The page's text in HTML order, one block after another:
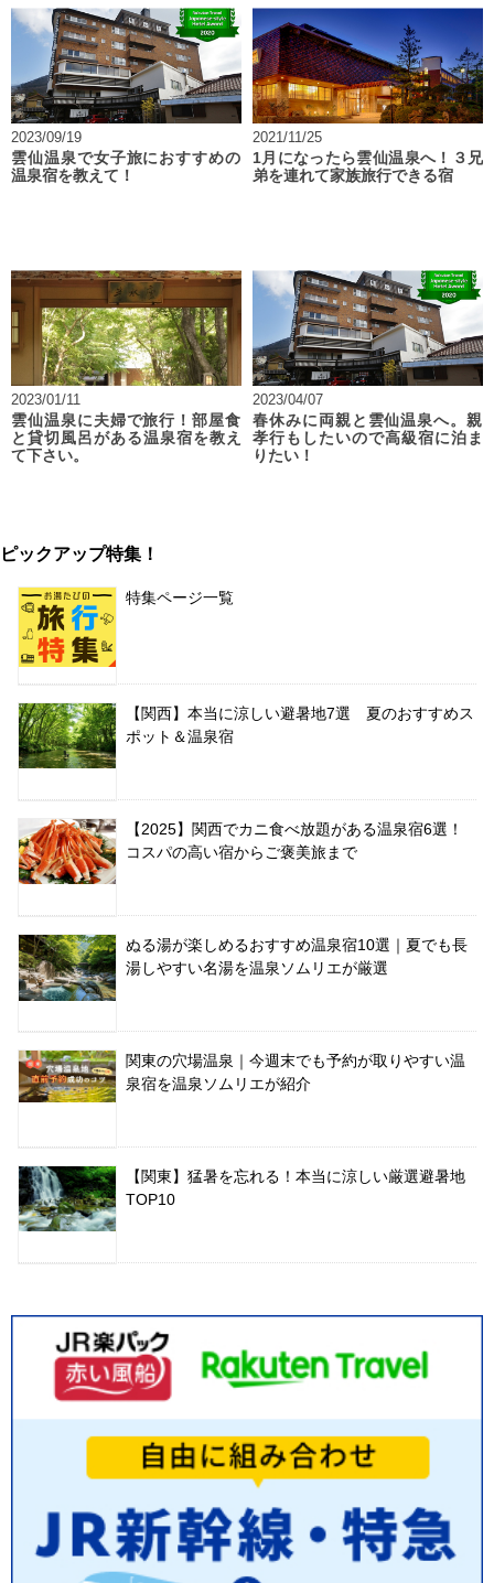
2023/09/19
雲仙温泉で女子旅におすすめの
温泉宿を教えて！
2021/11/25
1月になったら雲仙温泉へ！３兄
弟を連れて家族旅行できる宿
2023/01/11
雲仙温泉に夫婦で旅行！部屋食
と貸切風呂がある温泉宿を教え
て下さい。
2023/04/07
春休みに両親と雲仙温泉へ。親
孝行もしたいので高級宿に泊ま
りたい！
ピックアップ特集！
特集ページ一覧
【関西】本当に涼しい避暑地7選 夏のおすすめス
ポット＆温泉宿
【2025】関西でカニ食べ放題がある温泉宿6選！
コスパの高い宿からご褒美旅まで
ぬる湯が楽しめるおすすめ温泉宿10選｜夏でも長
湯しやすい名湯を温泉ソムリエが厳選
関東の穴場温泉｜今週末でも予約が取りやすい温
泉宿を温泉ソムリエが紹介
【関東】猛暑を忘れる！本当に涼しい厳選避暑地
TOP10